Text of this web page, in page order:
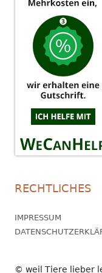
RECHTLICHES
IMPRESSUM
© weil Tiere lieber